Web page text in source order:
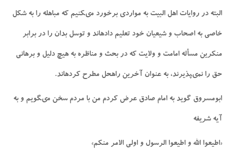
البته در روايات اهل البيت به مواردى برخورد مى‏كنيم كه مباهله را به شكل
خاصى به اصحاب و شيعيان خود تعليم داده‏اند و توسل بدان را در برابر
منكرين مسأله امامت و ولايت كه در بحث و مناظره به هيچ دليل و برهانى
حق را نمى‏پذيرند، به عنوان آخرين راه‏حل مطرح كرده‏اند.
ابومسروق گويد به امام صادق عرض كردم من با مردم سخن مى‏گويم و به
آيه شريفه
«اطيعوا الله و اطيعوا الرسول و اولى الامر منكم»